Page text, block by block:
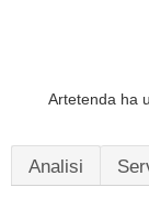
Artetenda ha
Analisi